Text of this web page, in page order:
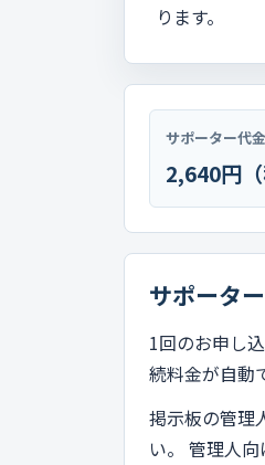
ります。
サポーター代金
2,640円（
サポータ
1回のお申し
続料金が自動
掲示板の管理
い。 管理人